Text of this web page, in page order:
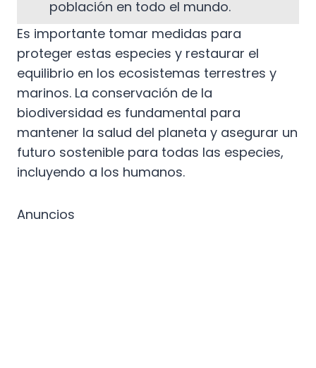
población en todo el mundo.
Es importante tomar medidas para
proteger estas especies y restaurar el
equilibrio en los ecosistemas terrestres y
marinos. La conservación de la
biodiversidad es fundamental para
mantener la salud del planeta y asegurar un
futuro sostenible para todas las especies,
incluyendo a los humanos.
Anuncios